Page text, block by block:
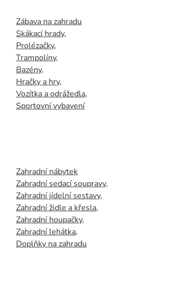
Zábava na zahradu
Skákací hrady,
Prolézačky,
Trampolíny,
Bazény,
Hračky a hry,
Vozítka a odrážedla,
Sportovní vybavení
Zahradní nábytek
Zahradní sedací soupravy,
Zahradní jídelní sestavy,
Zahradní židle a křesla,
Zahradní houpačky,
Zahradní lehátka,
Doplňky na zahradu